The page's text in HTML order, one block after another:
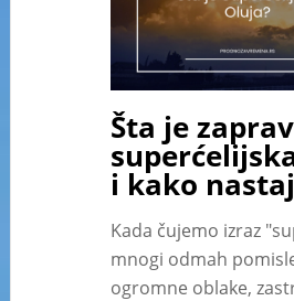
Šta je
i kako
Kada čujemo izraz
mnogi odmah
ogromne oblake,